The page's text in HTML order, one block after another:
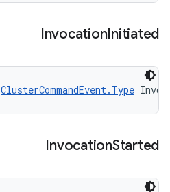
InvocationInitiated
ClusterCommandEvent.Type
InvocationStarted